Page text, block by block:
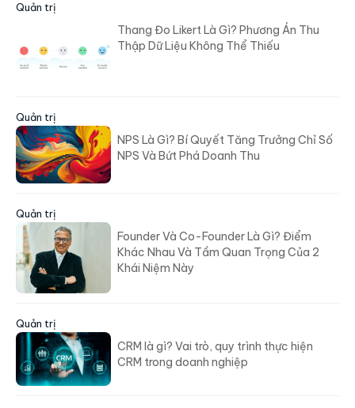
Quản trị
Thang Đo Likert Là Gì? Phương Án Thu
Thập Dữ Liệu Không Thể Thiếu
Quản trị
NPS Là Gì? Bí Quyết Tăng Trưởng Chỉ Số
NPS Và Bứt Phá Doanh Thu
Quản trị
Founder Và Co-Founder Là Gì? Điểm
Khác Nhau Và Tầm Quan Trọng Của 2
Khái Niệm Này
Quản trị
CRM là gì? Vai trò, quy trình thực hiện
CRM trong doanh nghiệp